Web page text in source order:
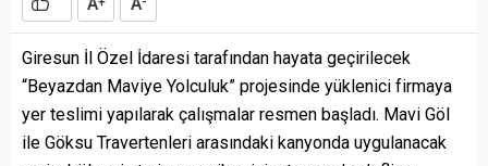
Giresun İl Özel İdaresi tarafından hayata geçirilecek
“Beyazdan Maviye Yolculuk” projesinde yüklenici firmaya
yer teslimi yapılarak çalışmalar resmen başladı. Mavi Göl
ile Göksu Travertenleri arasındaki kanyonda uygulanacak